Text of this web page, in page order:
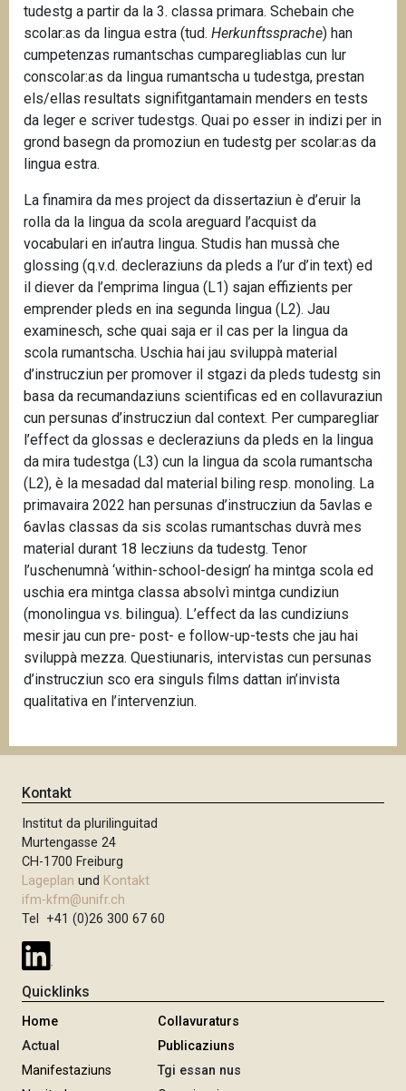
tudestg a partir da la 3. classa primara. Schebain che
scolar:as da lingua estra (tud. Herkunftssprache) han
cumpetenzas rumantschas cumparegliablas cun lur
conscolar:as da lingua rumantscha u tudestga, prestan
els/ellas resultats signifitgantamain menders en tests
da leger e scriver tudestgs. Quai po esser in indizi per in
grond basegn da promoziun en tudestg per scolar:as da
lingua estra.
La finamira da mes project da dissertaziun è d’eruir la
rolla da la lingua da scola areguard l’acquist da
vocabulari en in’autra lingua. Studis han mussà che
glossing (q.v.d. decleraziuns da pleds a l’ur d’in text) ed
il diever da l’emprima lingua (L1) sajan effizients per
emprender pleds en ina segunda lingua (L2). Jau
examinesch, sche quai saja er il cas per la lingua da
scola rumantscha. Uschia hai jau sviluppà material
d’instrucziun per promover il stgazi da pleds tudestg sin
basa da recumandaziuns scientificas ed en collavuraziun
cun persunas d’instrucziun dal context. Per cumparegliar
l’effect da glossas e decleraziuns da pleds en la lingua
da mira tudestga (L3) cun la lingua da scola rumantscha
(L2), è la mesadad dal material biling resp. monoling. La
primavaira 2022 han persunas d’instrucziun da 5avlas e
6avlas classas da sis scolas rumantschas duvrà mes
material durant 18 lecziuns da tudestg. Tenor
l’uschenumnà ‘within-school-design’ ha mintga scola ed
uschia era mintga classa absolvì mintga cundiziun
(monolingua vs. bilingua). L’effect da las cundiziuns
mesir jau cun pre- post- e follow-up-tests che jau hai
sviluppà mezza. Questiunaris, intervistas cun persunas
d’instrucziun sco era singuls films dattan in’invista
qualitativa en l’intervenziun.
Kontakt
Institut da plurilinguitad
Murtengasse 24
CH-1700 Freiburg
Lageplan und Kontakt
ifm-kfm@unifr.ch
Tel +41 (0)26 300 67 60
Quicklinks
Home
Actual
Manifestaziuns
Collavuraturs
Publicaziuns
Tgi essan nus